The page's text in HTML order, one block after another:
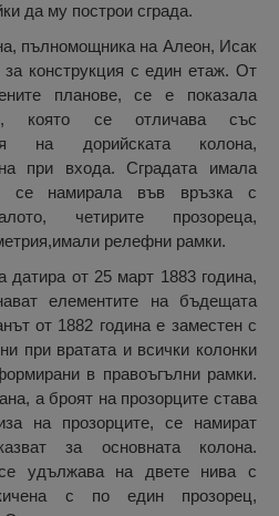
да му построи сграда.
пълномощника на Алеон, Исак
конструкция с един етаж. От
планове, се е показала
която се отличава със
на дорийската колона,
при входа. Сградата имала
се намирала във връзка с
четирите прозореца,
релефни рамки.
датира от 25 март 1883 година,
елементите на бъдещата
от 1882 година е заместен с
при вратата и всички колонки
в правоъгълни рамки.
а броят на прозорците става
на прозорците, се намират
за основната колона.
удължава на двете нива с
с по един прозорец,